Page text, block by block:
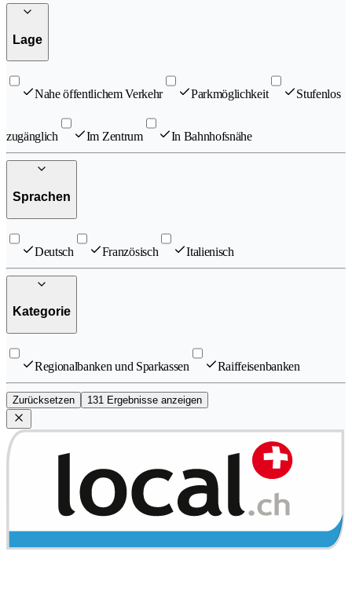
Lage
Nahe öffentlichem Verkehr Parkmöglichkeit Stufenlos
zugänglich Im Zentrum In Bahnhofsnähe
Sprachen
Deutsch Französisch Italienisch
Kategorie
Regionalbanken und Sparkassen Raiffeisenbanken
Zurücksetzen 131 Ergebnisse anzeigen